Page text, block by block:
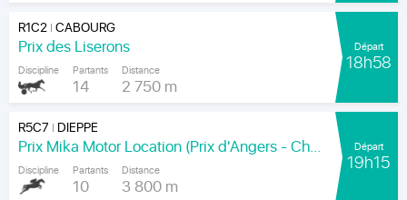
R1C2|CABOURG
Prix des Liserons
Discipline Partants
14
Distance
2 750 m
Départ
18h58
R5C7 | DIEPPE
Prix Mika Motor Location (Prix d'Angers - Chamionnat Paris-Turf des Apprentis-Jeunes-Jockeys)
Discipline Partants
10
Distance
3 800 m
Départ
19h15